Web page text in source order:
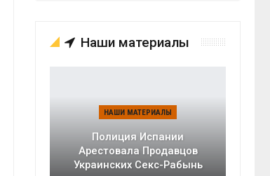
Наши материалы
НАШИ МАТЕРИАЛЫ
Полиция Испании
Арестовала Продавцов
Украинских Секс-Рабынь